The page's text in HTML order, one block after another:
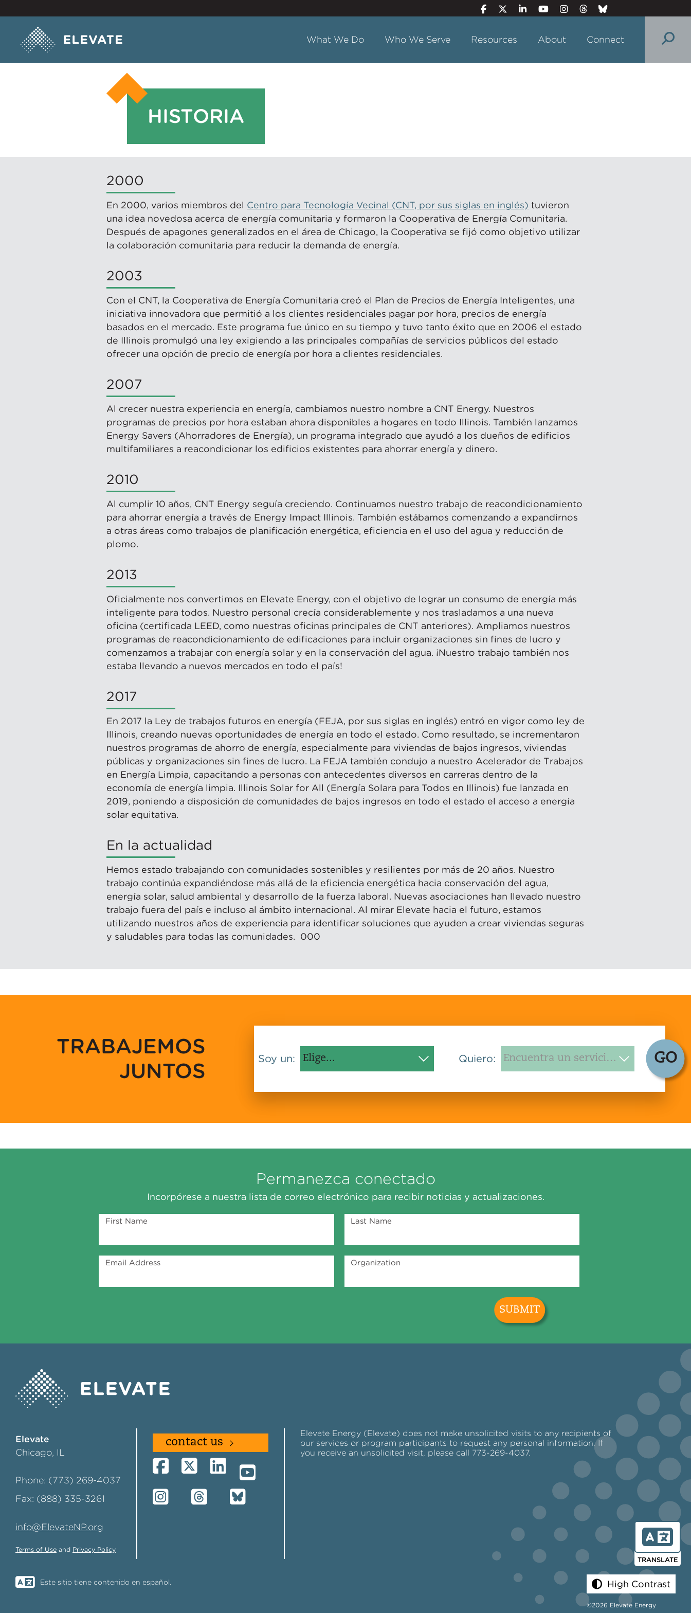
What We Do Who We Serve Resources About Connect
HISTORIA
2000
En 2000, varios miembros del Centro para Tecnología Vecinal (CNT, por sus siglas en inglés) tuvieron
una idea novedosa acerca de energía comunitaria y formaron la Cooperativa de Energía Comunitaria.
Después de apagones generalizados en el área de Chicago, la Cooperativa se fijó como objetivo utilizar
la colaboración comunitaria para reducir la demanda de energía.
2003
Con el CNT, la Cooperativa de Energía Comunitaria creó el Plan de Precios de Energía Inteligentes, una
iniciativa innovadora que permitió a los clientes residenciales pagar por hora, precios de energía
basados en el mercado. Este programa fue único en su tiempo y tuvo tanto éxito que en 2006 el estado
de Illinois promulgó una ley exigiendo a las principales compañías de servicios públicos del estado
ofrecer una opción de precio de energía por hora a clientes residenciales.
2007
Al crecer nuestra experiencia en energía, cambiamos nuestro nombre a CNT Energy. Nuestros
programas de precios por hora estaban ahora disponibles a hogares en todo Illinois. También lanzamos
Energy Savers (Ahorradores de Energía), un programa integrado que ayudó a los dueños de edificios
multifamiliares a reacondicionar los edificios existentes para ahorrar energía y dinero.
2010
Al cumplir 10 años, CNT Energy seguía creciendo. Continuamos nuestro trabajo de reacondicionamiento
para ahorrar energía a través de Energy Impact Illinois. También estábamos comenzando a expandirnos
a otras áreas como trabajos de planificación energética, eficiencia en el uso del agua y reducción de
plomo.
2013
Oficialmente nos convertimos en Elevate Energy, con el objetivo de lograr un consumo de energía más
inteligente para todos. Nuestro personal crecía considerablemente y nos trasladamos a una nueva
oficina (certificada LEED, como nuestras oficinas principales de CNT anteriores). Ampliamos nuestros
programas de reacondicionamiento de edificaciones para incluir organizaciones sin fines de lucro y
comenzamos a trabajar con energía solar y en la conservación del agua. ¡Nuestro trabajo también nos
estaba llevando a nuevos mercados en todo el país!
2017
En 2017 la Ley de trabajos futuros en energía (FEJA, por sus siglas en inglés) entró en vigor como ley de
Illinois, creando nuevas oportunidades de energía en todo el estado. Como resultado, se incrementaron
nuestros programas de ahorro de energía, especialmente para viviendas de bajos ingresos, viviendas
públicas y organizaciones sin fines de lucro. La FEJA también condujo a nuestro Acelerador de Trabajos
en Energía Limpia, capacitando a personas con antecedentes diversos en carreras dentro de la
economía de energía limpia. Illinois Solar for All (Energía Solara para Todos en Illinois) fue lanzada en
2019, poniendo a disposición de comunidades de bajos ingresos en todo el estado el acceso a energía
solar equitativa.
En la actualidad
Hemos estado trabajando con comunidades sostenibles y resilientes por más de 20 años. Nuestro
trabajo continúa expandiéndose más allá de la eficiencia energética hacia conservación del agua,
energía solar, salud ambiental y desarrollo de la fuerza laboral. Nuevas asociaciones han llevado nuestro
trabajo fuera del país e incluso al ámbito internacional. Al mirar Elevate hacia el futuro, estamos
utilizando nuestros años de experiencia para identificar soluciones que ayuden a crear viviendas seguras
y saludables para todas las comunidades. 000
TRABAJEMOS
JUNTOS
Soy un: Quiero: GO
Permanezca conectado
Incorpórese a nuestra lista de correo electrónico para recibir noticias y actualizaciones.
First Name Last Name
Email Address Organization
Elevate
Chicago, IL
Phone: (773) 269-4037
Fax: (888) 335-3261
info@ElevateNP.org
Terms of Use and Privacy Policy
contact us
Elevate Energy (Elevate) does not make unsolicited visits to any recipients of
our services or program participants to request any personal information. If
you receive an unsolicited visit, please call 773-269-4037.
Este sitio tiene contenido en español. High Contrast
©2026 Elevate Energy
TRANSLATE